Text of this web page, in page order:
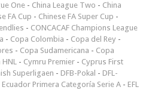
One - China League Two - China
FA Cup - Chinese FA Super Cup -
- CONCACAF Champions League
- Copa Colombia - Copa del Rey -
- Copa Sudamericana - Copa
HNL - Cymru Premier - Cyprus First
Superligaen - DFB-Pokal - DFL-
Ecuador Primera Categoría Serie A - EFL